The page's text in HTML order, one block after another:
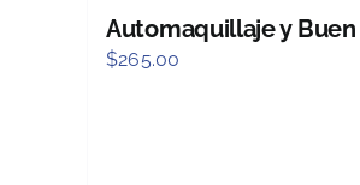
Automaquillaje y
$265.00